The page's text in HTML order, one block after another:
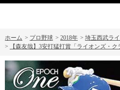
ホーム > プロ野球 > 2018年 > 埼玉西武ラ
>
【森友哉】3安打猛打賞「ライオンズ・ク